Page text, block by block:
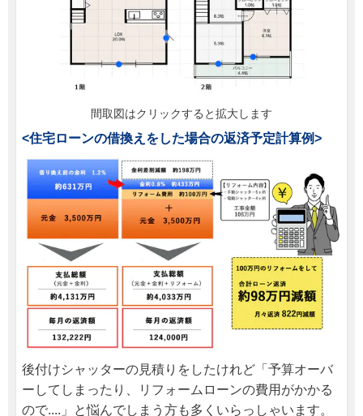
間取図はクリックすると拡大します
<住宅ローンの借換えをした場合の返済予定計算例>
後付けシャッターの見積りをしたけれど「予算オーバ
ーしてしまったり、リフォームローンの費用がかかる
ので....」と悩んでしまう方も多くいらっしゃいます。